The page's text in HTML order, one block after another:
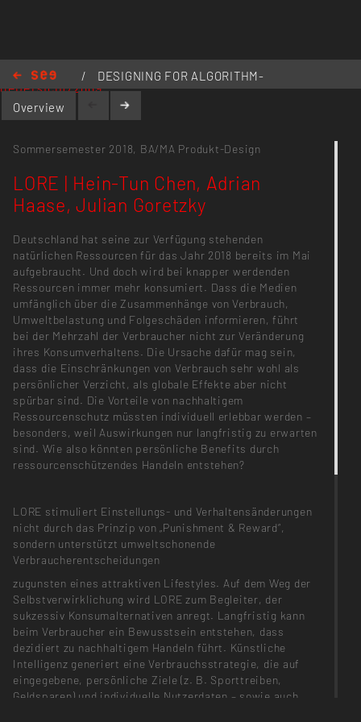
/
DESIGNING FOR ALGORITHM-
DRIVEN EXPERIENCES – HYPE OR
HALLELUJAH?
Overview
https://kh-berlin.de/projekte/projekt-
uebersicht/2889
Sommersemester 2018, BA/MA Produkt-Design
LORE | Hein-Tun Chen, Adrian
Haase, Julian Goretzky
Deutschland hat seine zur Verfügung stehenden
natürlichen Ressourcen für das Jahr 2018 bereits im Mai
aufgebraucht. Und doch wird bei knapper werdenden
Ressourcen immer mehr konsumiert. Dass die Medien
umfänglich über die Zusammenhänge von Verbrauch,
Umweltbelastung und Folgeschäden informieren, führt
bei der Mehrzahl der Verbraucher nicht zur Veränderung
ihres Konsumverhaltens. Die Ursache dafür mag sein,
dass die Einschränkungen von Verbrauch sehr wohl als
persönlicher Verzicht, als globale Effekte aber nicht
spürbar sind. Die Vorteile von nachhaltigem
Ressourcenschutz müssten individuell erlebbar werden –
besonders, weil Auswirkungen nur langfristig zu erwarten
sind. Wie also könnten persönliche Benefits durch
ressourcenschützendes Handeln entstehen?
LORE stimuliert Einstellungs- und Verhaltensänderungen
nicht durch das Prinzip von „Punishment & Reward“,
sondern unterstützt umweltschonende
Verbraucherentscheidungen
zugunsten eines attraktiven Lifestyles. Auf dem Weg der
Selbstverwirklichung wird LORE zum Begleiter, der
sukzessiv Konsumalternativen anregt. Langfristig kann
beim Verbraucher ein Bewusstsein entstehen, dass
dezidiert zu nachhaltigem Handeln führt. Künstliche
Intelligenz generiert eine Verbrauchsstrategie, die auf
eingegebene, persönliche Ziele (z. B. Sporttreiben,
Geldsparen) und individuelle Nutzerdaten – sowie auch